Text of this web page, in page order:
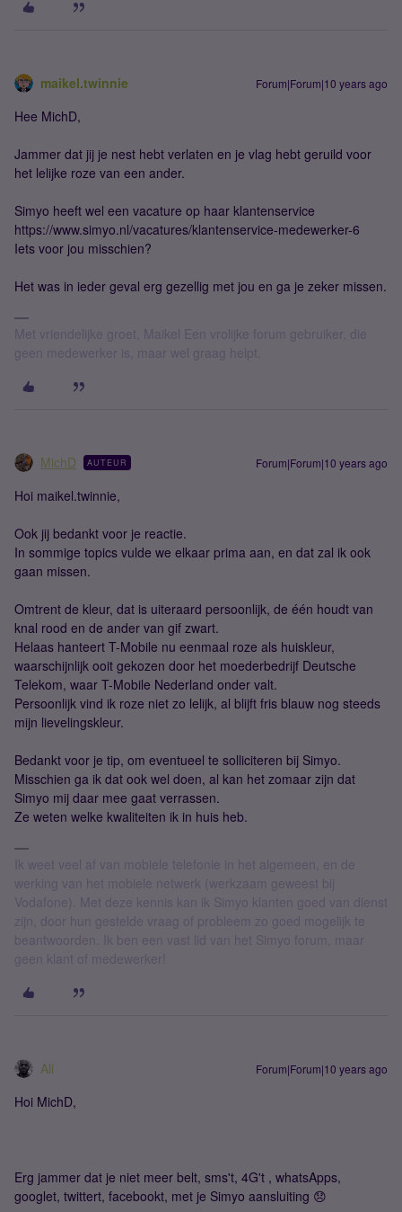
maikel.twinnie Forum|Forum|10 years ago
Hee MichD,
Jammer dat jij je nest hebt verlaten en je vlag hebt geruild voor
het lelijke roze van een ander.
Simyo heeft wel een vacature op haar klantenservice
https://www.simyo.nl/vacatures/klantenservice-medewerker-6
Iets voor jou misschien?
Het was in ieder geval erg gezellig met jou en ga je zeker missen.
Met vriendelijke groet, Maikel Een vrolijke forum gebruiker, die
geen medewerker is, maar wel graag helpt.
MichD AUTEUR Forum|Forum|10 years ago
Hoi maikel.twinnie,
Ook jij bedankt voor je reactie.
In sommige topics vulde we elkaar prima aan, en dat zal ik ook
gaan missen.
Omtrent de kleur, dat is uiteraard persoonlijk, de één houdt van
knal rood en de ander van gif zwart.
Helaas hanteert T-Mobile nu eenmaal roze als huiskleur,
waarschijnlijk ooit gekozen door het moederbedrijf Deutsche
Telekom, waar T-Mobile Nederland onder valt.
Persoonlijk vind ik roze niet zo lelijk, al blijft fris blauw nog steeds
mijn lievelingskleur.
Bedankt voor je tip, om eventueel te solliciteren bij Simyo.
Misschien ga ik dat ook wel doen, al kan het zomaar zijn dat
Simyo mij daar mee gaat verrassen.
Ze weten welke kwaliteiten ik in huis heb.
Ik weet veel af van mobiele telefonie in het algemeen, en de
werking van het mobiele netwerk (werkzaam geweest bij
Vodafone). Met deze kennis kan ik Simyo klanten goed van dienst
zijn, door hun gestelde vraag of probleem zo goed mogelijk te
beantwoorden. Ik ben een vast lid van het Simyo forum, maar
geen klant of medewerker!
Ali Forum|Forum|10 years ago
Hoi MichD,
Erg jammer dat je niet meer belt, sms't, 4G't , whatsApps,
googlet, twittert, facebookt, met je Simyo aansluiting 😞